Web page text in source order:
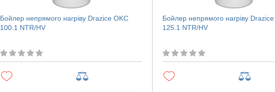
Бойлер непрямого нагріву Drazice OKC
100.1 NTR/HV
Бойлер непрямого нагріву
125.1 NTR/HV